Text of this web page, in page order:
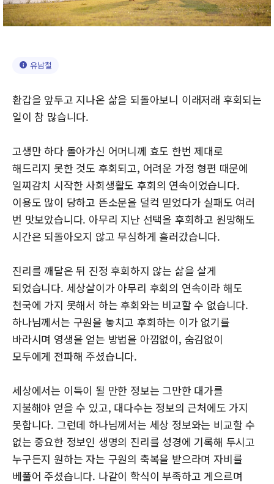
유남철
환갑을 앞두고 지나온 삶을 되돌아보니 이래저래 후회되는
일이 참 많습니다.
고생만 하다 돌아가신 어머니께 효도 한번 제대로
해드리지 못한 것도 후회되고, 어려운 가정 형편 때문에
일찌감치 시작한 사회생활도 후회의 연속이었습니다.
이용도 많이 당하고 뜬소문을 덜컥 믿었다가 실패도 여러
번 맛보았습니다. 아무리 지난 선택을 후회하고 원망해도
시간은 되돌아오지 않고 무심하게 흘러갔습니다.
진리를 깨달은 뒤 진정 후회하지 않는 삶을 살게
되었습니다. 세상살이가 아무리 후회의 연속이라 해도
천국에 가지 못해서 하는 후회와는 비교할 수 없습니다.
하나님께서는 구원을 놓치고 후회하는 이가 없기를
바라시며 영생을 얻는 방법을 아낌없이, 숨김없이
모두에게 전파해 주셨습니다.
세상에서는 이득이 될 만한 정보는 그만한 대가를
지불해야 얻을 수 있고, 대다수는 정보의 근처에도 가지
못합니다. 그런데 하나님께서는 세상 정보와는 비교할 수
없는 중요한 정보인 생명의 진리를 성경에 기록해 두시고
누구든지 원하는 자는 구원의 축복을 받으라며 자비를
베풀어 주셨습니다. 나같이 학식이 부족하고 게으르며